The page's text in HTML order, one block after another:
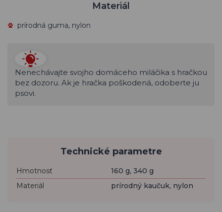
Materiál
prírodná guma, nylon
Nenechávajte svojho domáceho miláčika s hračkou
bez dozoru. Ak je hračka poškodená, odoberte ju
psovi.
Technické parametre
Hmotnosť
160 g, 340 g
Materiál
prírodný kaučuk, nylon